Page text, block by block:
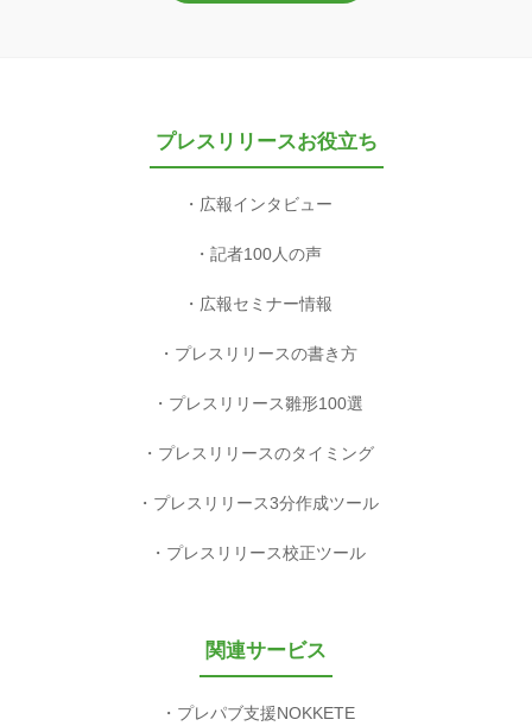
プレスリリースお役立ち
広報インタビュー
記者100人の声
広報セミナー情報
プレスリリースの書き方
プレスリリース雛形100選
プレスリリースのタイミング
プレスリリース3分作成ツール
プレスリリース校正ツール
関連サービス
プレパブ支援NOKKETE